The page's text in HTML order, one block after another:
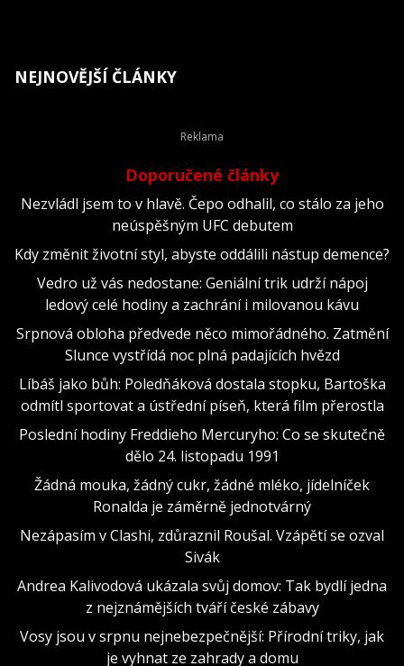
NEJNOVĚJŠÍ ČLÁNKY
Doporučené články
Nezvládl jsem to v hlavě. Čepo odhalil, co stálo za jeho
neúspěšným UFC debutem
Kdy změnit životní styl, abyste oddálili nástup demence?
Vedro už vás nedostane: Geniální trik udrží nápoj
ledový celé hodiny a zachrání i milovanou kávu
Srpnová obloha předvede něco mimořádného. Zatmění
Slunce vystřídá noc plná padajících hvězd
Líbáš jako bůh: Poledňáková dostala stopku, Bartoška
odmítl sportovat a ústřední píseň, která film přerostla
Poslední hodiny Freddieho Mercuryho: Co se skutečně
dělo 24. listopadu 1991
Žádná mouka, žádný cukr, žádné mléko, jídelníček
Ronalda je záměrně jednotvárný
Nezápasím v Clashi, zdůraznil Roušal. Vzápětí se ozval
Sivák
Andrea Kalivodová ukázala svůj domov: Tak bydlí jedna
z nejznámějších tváří české zábavy
Vosy jsou v srpnu nejnebezpečnější: Přírodní triky, jak
je vyhnat ze zahrady a domu